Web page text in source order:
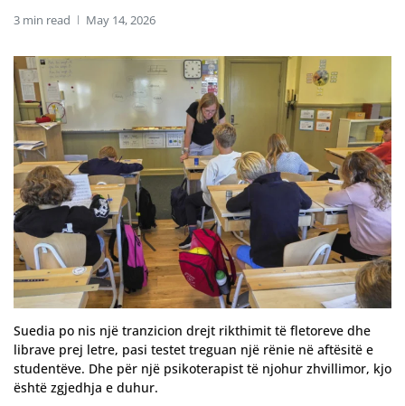
3 min read May 14, 2026
Suedia po nis një tranzicion drejt rikthimit të fletoreve dhe
librave prej letre, pasi testet treguan një rënie në aftësitë e
studentëve. Dhe për një psikoterapist të njohur zhvillimor, kjo
është zgjedhja e duhur.